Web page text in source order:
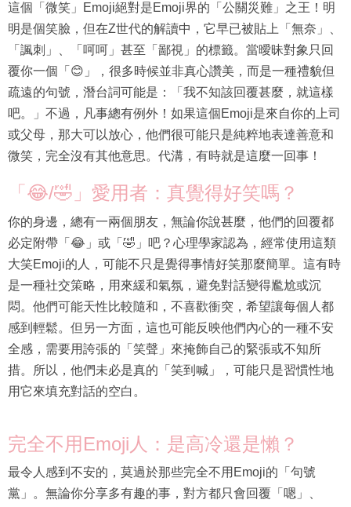
這個「微笑」Emoji絕對是Emoji界的「公關災難」之王！明
明是個笑臉，但在Z世代的解讀中，它早已被貼上「無奈」、
「諷刺」、「呵呵」甚至「鄙視」的標籤。當曖昧對象只回
覆你一個「😊」，很多時候並非真心讚美，而是一種禮貌但
疏遠的句號，潛台詞可能是：「我不知該回覆甚麼，就這樣
吧。」不過，凡事總有例外！如果這個Emoji是來自你的上司
或父母，那大可以放心，他們很可能只是純粹地表達善意和
微笑，完全沒有其他意思。代溝，有時就是這麼一回事！
「😂/🤣」愛用者：真覺得好笑嗎？
你的身邊，總有一兩個朋友，無論你說甚麼，他們的回覆都
必定附帶「😂」或「🤣」吧？心理學家認為，經常使用這類
大笑Emoji的人，可能不只是覺得事情好笑那麼簡單。這有時
是一種社交策略，用來緩和氣氛，避免對話變得尷尬或沉
悶。他們可能天性比較隨和，不喜歡衝突，希望讓每個人都
感到輕鬆。但另一方面，這也可能反映他們內心的一種不安
全感，需要用誇張的「笑聲」來掩飾自己的緊張或不知所
措。所以，他們未必是真的「笑到喊」，可能只是習慣性地
用它來填充對話的空白。
完全不用Emoji人：是高冷還是懶？
最令人感到不安的，莫過於那些完全不用Emoji的「句號
黨」。無論你分享多有趣的事，對方都只會回覆「嗯」、